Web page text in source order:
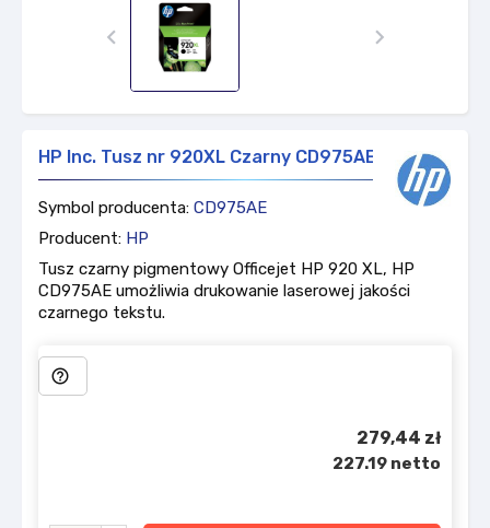
 
HP Inc. Tusz nr 920XL Czarny CD975AE
Symbol producenta: CD975AE
Producent: HP
Tusz czarny pigmentowy Officejet HP 920 XL, HP
CD975AE umożliwia drukowanie laserowej jakości
czarnego tekstu.
help_outline
279,44 zł
227.19 netto